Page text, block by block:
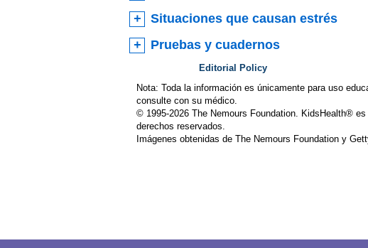
Situaciones que causan estrés
Pruebas y cuadernos
Editorial Policy
Nota: Toda la información es únicamente para uso
consulte con su médico.
© 1995-2026 The Nemours Foundation. KidsHealth®
derechos reservados.
Imágenes obtenidas de The Nemours Foundation y